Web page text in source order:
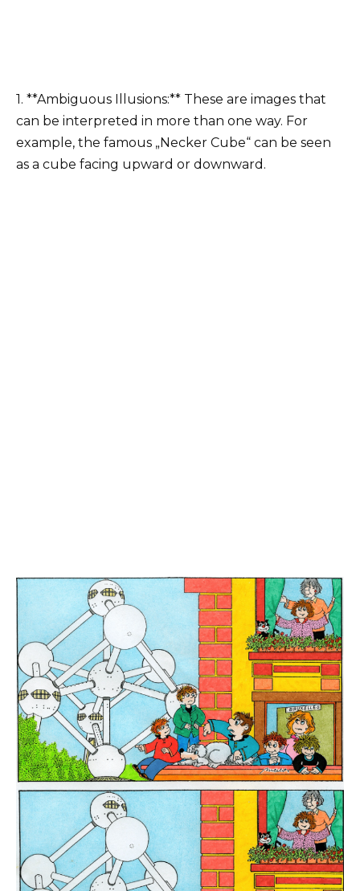
1. **Ambiguous Illusions:** These are images that
can be interpreted in more than one way. For
example, the famous „Necker Cube“ can be seen
as a cube facing upward or downward.